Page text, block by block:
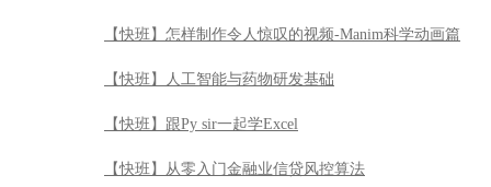
【快班】怎样制作令人惊叹的视频-Manim科学动画篇
【快班】人工智能与药物研发基础
【快班】跟Py sir一起学Excel
【快班】从零入门金融业信贷风控算法